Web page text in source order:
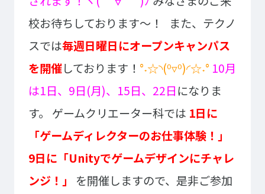
募集要項
奨学金・奨励金
外国人留学生入学のご案内
NEWS&TOPICS
校お待ちしております～！
また、テクノ
スでは毎週日曜日にオープンキャンパス
を開催しております！ °˖☆◝(⁰▿⁰)◜☆˖° 10月
は1日、9日(月)、15日、22日になりま
す。
ゲームクリエーター科では 1日に
「ゲームディレクターのお仕事体験！」
9日に「Unityでゲームデザインにチャレ
ンジ！」
を開催しますので、是非ご参加